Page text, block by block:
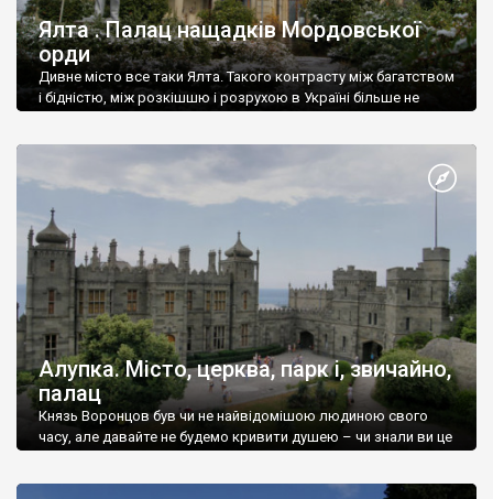
Ялта . Палац нащадків Мордовської
орди
Дивне місто все таки Ялта. Такого контрасту між багатством
і бідністю, між розкішшю і розрухою в Україні більше не
Алупка. Місто, церква, парк і, звичайно,
палац
Князь Воронцов був чи не найвідомішою людиною свого
часу, але давайте не будемо кривити душею – чи знали ви це